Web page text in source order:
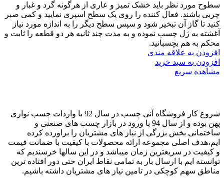
سطوح مورد نظر باید خشک تمیز و عاری از هرگونه گرد و غبار و
چربی باشند. فعال کننده را روی یک سطح اسپری نمایید و کمی صبر
کنید تا گاز آن تبخیر شود و سپس سطح دیگر را به اندازه مورد نیاز
آغشته به ژل چسب نموده و به مدت چند ثانیه هر دو قطعه را ثابت و
محکم به هم بچسبانید.
افزودن به علاقه مندی
افزودن به سبد خرید
مشاهده سریع
شروع کار فروشگاه آنی چسب در سال 92 با واردات چسب نواری
پهن بوده و از سال 94 با ورود در بازار چسب های صنعتی و
ساختمانی بخش بزرگی از نیاز های مشتریان را براورده کرده
ایم،هدف اصلی مجموعه ارائه محصولات با کیفیت با ضمانت قیمت
و کیفیت در سریعترین زمان میباشد و در این سالها خرسندیم که
توانسته ایم با ارسال بار به تمامی نقاط ایران حتی دور افتاده ترین
مناطق سهم کوچکی در تامین نیاز های مشتریان داشته باشیم.